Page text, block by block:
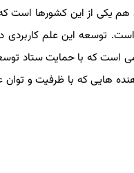
یکی از این کشورها است
است. توسعه این علم
در این عرصه اقدامی است که با
هایی که با ظرفیت و